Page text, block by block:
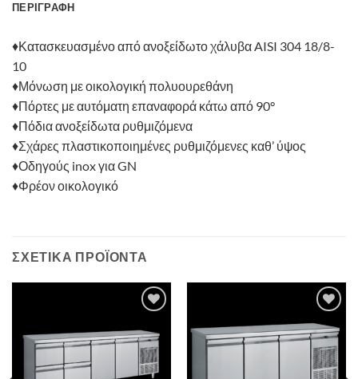
ΠΕΡΙΓΡΑΦΗ
♦Κατασκευασμένο από ανοξείδωτο χάλυβα AISI 304 18/8-
10
♦Μόνωση με οικολογική πολυουρεθάνη
♦Πόρτες με αυτόματη επαναφορά κάτω από 90°
♦Πόδια ανοξείδωτα ρυθμιζόμενα
♦Σχάρες πλαστικοποιημένες ρυθμιζόμενες καθ’ ύψος
♦Οδηγούς inox για GN
♦Φρέον οικολογικό
ΣΧΕΤΙΚΑ ΠΡΟΪΟΝΤΑ
Πρόσθήκη
στην λίστα
επιθυμιών
Πρόσθήκη
στην λίστα
επιθυμιών